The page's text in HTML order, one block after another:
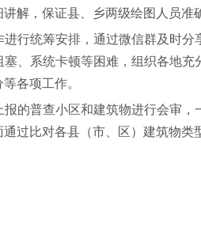
解，保证县、乡两级绘图人员准
行统筹安排，通过微信群及时
、系统卡顿等困难，组织各地
各项工作。
的普查小区和建筑物进行会审
过比对各县（市、区）建筑物类